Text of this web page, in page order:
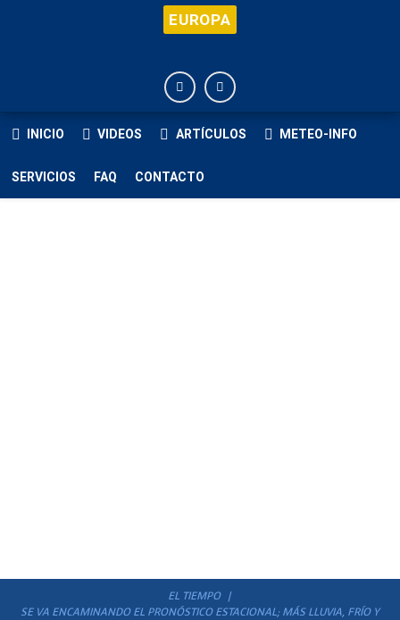
EUROPA
INICIO VIDEOS ARTÍCULOS METEO-INFO
SERVICIOS FAQ CONTACTO
EL TIEMPO
SE VA ENCAMINANDO EL PRONÓSTICO ESTACIONAL; MÁS LLUVIA, FRÍO Y